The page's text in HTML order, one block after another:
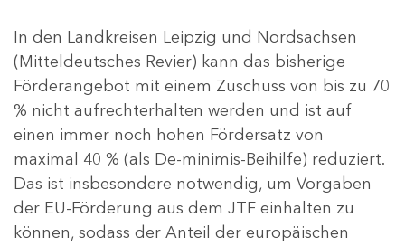
In den Landkreisen Leipzig und Nordsachsen
(Mitteldeutsches Revier) kann das bisherige
Förderangebot mit einem Zuschuss von bis zu 70
% nicht aufrechterhalten werden und ist auf
einen immer noch hohen Fördersatz von
maximal 40 % (als De-minimis-Beihilfe) reduziert.
Das ist insbesondere notwendig, um Vorgaben
der EU-Förderung aus dem JTF einhalten zu
können, sodass der Anteil der europäischen